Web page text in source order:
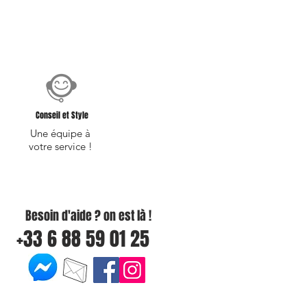
Conseil et Style
Une équipe à
votre service !
Besoin d'aide ? on est là !
+33 6 88 59 01 25